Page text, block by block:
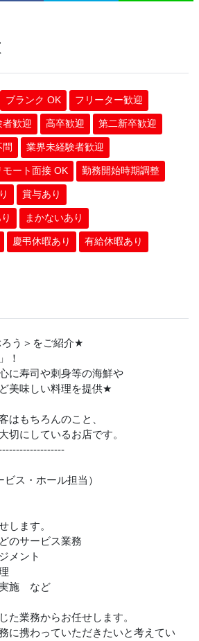
ブランク OK フリーター歓迎
者歓迎 高卒歓迎 第二新卒歓迎
業界未経験者歓迎
モート面接 OK 勤務開始時期調整
賞与あり
まかないあり
慶弔休暇あり 有給休暇あり
う＞をご紹介★
！
に寿司や刺身等の海鮮や
美味しい料理を提供★
はもちろんのこと、
切にしているお店です。
ス・ホール担当）
します。
のサービス業務
メント
実施 など
た業務からお任せします。
に携わっていただきたいと考えてい